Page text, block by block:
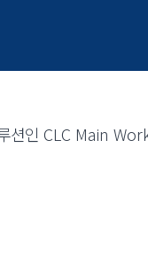
션인 CLC Main